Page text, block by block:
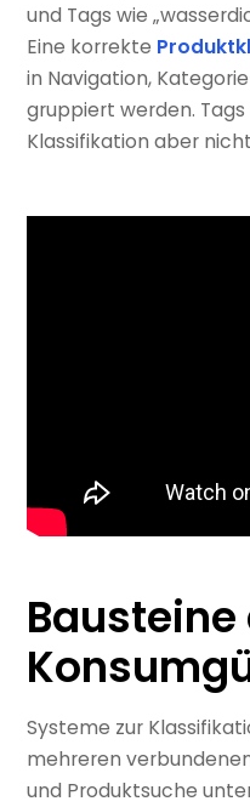
und Tags wie
Eine korrekte
in Navigation,
gruppiert werden.
Klassifikation aber
Bausteine
Systeme zur
mehreren
und Produktsuche